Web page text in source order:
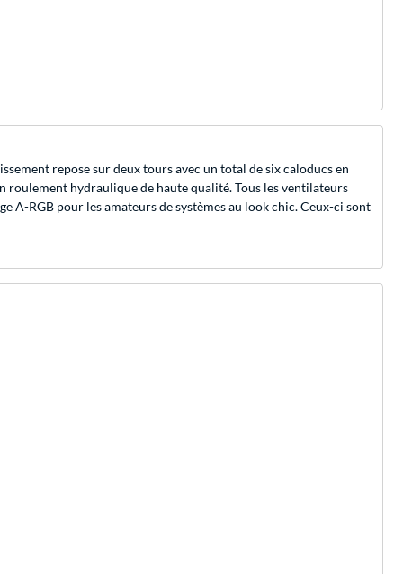
repose sur deux tours avec un total de six caloducs en
roulement hydraulique de haute qualité. Tous les ventilateurs
A-RGB pour les amateurs de systèmes au look chic. Ceux-ci sont